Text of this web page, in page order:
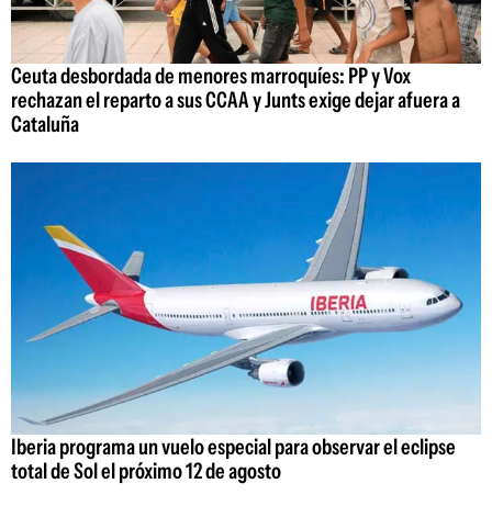
Ceuta desbordada de menores marroquíes: PP y Vox
rechazan el reparto a sus CCAA y Junts exige dejar afuera a
Cataluña
Iberia programa un vuelo especial para observar el eclipse
total de Sol el próximo 12 de agosto